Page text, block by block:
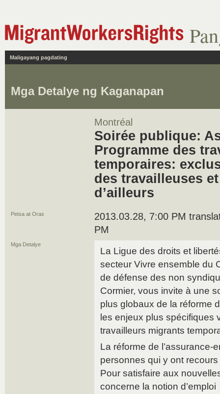
Maligayang pagdating
Mga Detalye ng Kaganapan
Montréal
Soirée publique:
Programme des
temporaires:
des travailleuses
d’ailleurs
Petsa at Oras
2013.03.28, 7:00 PM
PM
Mga Detalye
La Ligue des droits et
secteur Vivre ensemble du
de défense des non
Cormier, vous invite à une
plus globaux de la réforme
les enjeux plus spécifiques
travailleurs migrants
La réforme de l’assurance-
personnes qui y ont
Pour satisfaire aux
concerne la notion d’emploi